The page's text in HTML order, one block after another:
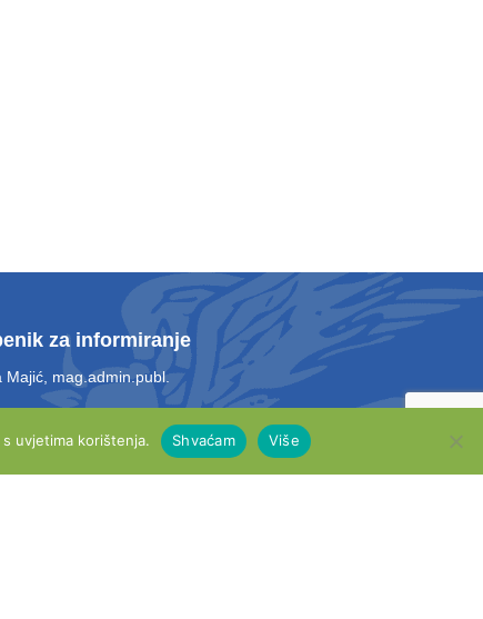
za informiranje
Majić, mag.admin.publ.
info@opcina-otok.hr
uvjetima korištenja. Shvaćam Više